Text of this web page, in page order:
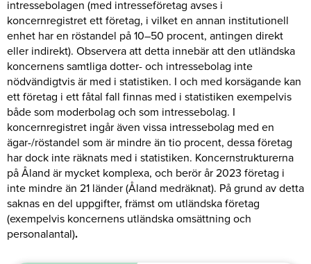
intressebolagen (med intresseföretag avses i
koncernregistret ett företag, i vilket en annan institutionell
enhet har en röstandel på 10–50 procent, antingen direkt
eller indirekt). Observera att detta innebär att den utländska
koncernens samtliga dotter- och intressebolag inte
nödvändigtvis är med i statistiken. I och med korsägande kan
ett företag i ett fåtal fall finnas med i statistiken exempelvis
både som moderbolag och som intressebolag. I
koncernregistret ingår även vissa intressebolag med en
ägar-/röstandel som är mindre än tio procent, dessa företag
har dock inte räknats med i statistiken. Koncernstrukturerna
på Åland är mycket komplexa, och berör år 2023 företag i
inte mindre än 21 länder (Åland medräknat). På grund av detta
saknas en del uppgifter, främst om utländska företag
(exempelvis koncernens utländska omsättning och
personalantal).